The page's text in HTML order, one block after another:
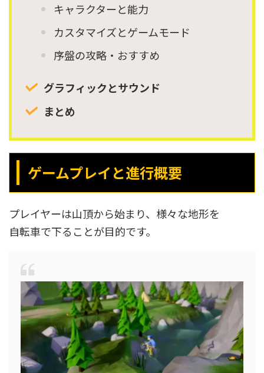
キャラクターと能力
カスタマイズとゲームモード
序盤の攻略・おすすめ
グラフィックとサウンド
まとめ
ゲームプレイと進行概要
プレイヤーは山頂から始まり、様々な地形を
自転車で下ることが目的です。